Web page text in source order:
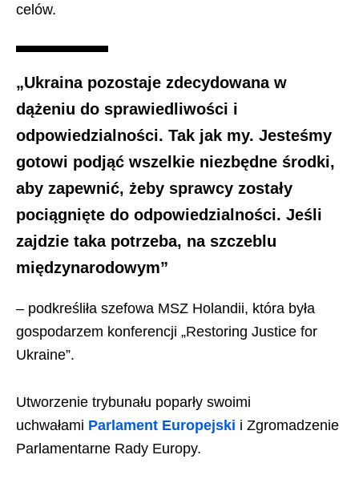
celów.
„Ukraina pozostaje zdecydowana w
dążeniu do sprawiedliwości i
odpowiedzialności. Tak jak my. Jesteśmy
gotowi podjąć wszelkie niezbędne środki,
aby zapewnić, żeby sprawcy zostały
pociągnięte do odpowiedzialności. Jeśli
zajdzie taka potrzeba, na szczeblu
międzynarodowym”
– podkreśliła szefowa MSZ Holandii, która była
gospodarzem konferencji „Restoring Justice for
Ukraine”.
Utworzenie trybunału poparły swoimi
uchwałami Parlament Europejski i Zgromadzenie
Parlamentarne Rady Europy.